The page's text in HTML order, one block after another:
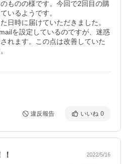
ものの様です。今回で2回目の購
いるようです。
日時に届けていただきました。
を設定しているのですが、迷惑
れます。この点は改善していた
違反報告 いいね 0
2022/5/16